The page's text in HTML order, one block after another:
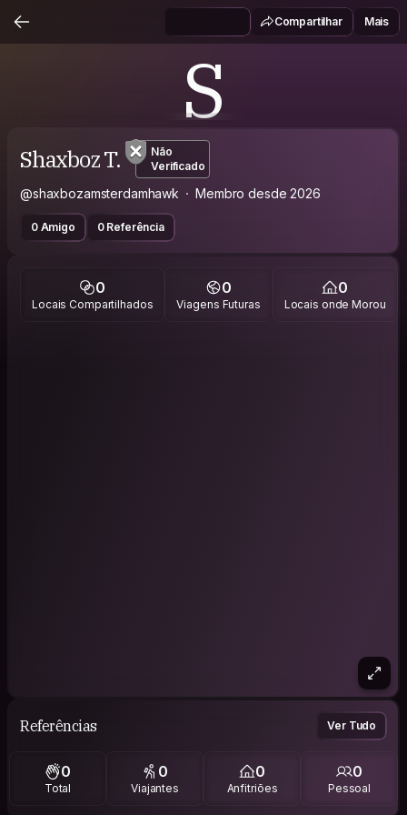
Compartilhar Mais
S
Shaxboz T.
Não
Verificado
@shaxbozamsterdamhawk Membro desde 2026
0 Amigo 0 Referência
0
Locais Compartilhados
0
Viagens Futuras
0
Locais onde Morou
Referências Ver Tudo
0
Total
0
Viajantes
0
Anfitriões
0
Pessoal